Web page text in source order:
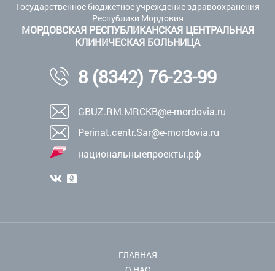
Государственное бюджетное учреждение здравоохранения
Республики Мордовия
МОРДОВСКАЯ РЕСПУБЛИКАНСКАЯ ЦЕНТРАЛЬНАЯ
КЛИНИЧЕСКАЯ БОЛЬНИЦА
8 (8342) 76-23-99
GBUZ.RM.MRCKB@e-mordovia.ru
Perinat.centr.Sar@e-mordovia.ru
национальныепроекты.рф
ГЛАВНАЯ